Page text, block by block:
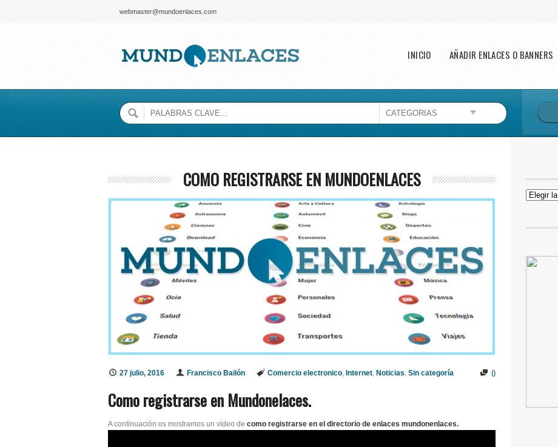
webmaster@mundoenlaces.com
Main menu
INICIO AÑADIR ENLACES O BANNERS
COMO REGISTRARSE EN MUNDOENLACES
27 julio, 2016 Francisco Bailón Comercio electronico, Internet, Noticias, Sin categoría 0
Como registrarse en Mundonelaces.
A continuación os mostramos un video de como registrarse en el directorio de enlaces mundonenlaces.
NOTICIAS